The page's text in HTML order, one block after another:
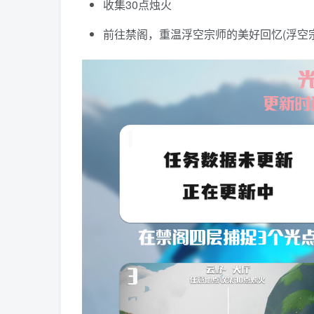
收集30点烛火
前往禁阁，重温浮空宗师的美好回忆(浮空